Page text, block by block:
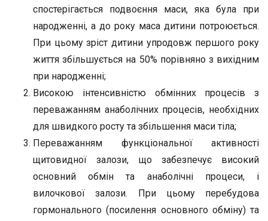
спостерігається подвоєння маси, яка була при
народженні, а до року маса дитини потроюється.
При цьому зріст дитини упродовж першого року
життя збільшується на 50% порівняно з вихідним
при народженні;
Високою інтенсивністю обмінних процесів з
переважанням анаболічних процесів, необхідних
для швидкого росту та збільшення маси тіла;
Переважанням функціональної активності
щитовидної залози, що забезпечує високий
основний обмін та анаболічні процеси, і
вилочкової залози. При цьому перебудова
гормонального (посилення основного обміну) та